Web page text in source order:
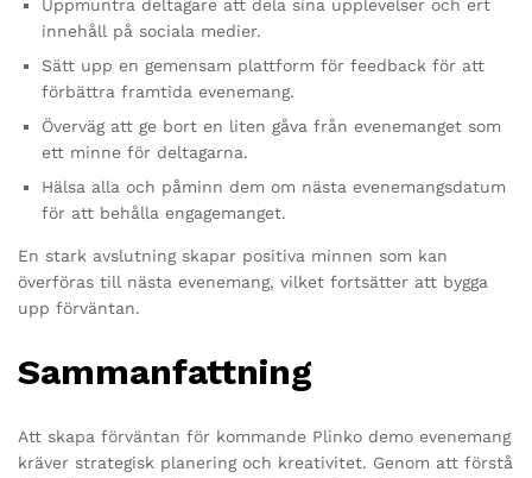
Uppmuntra deltagare att dela sina upplevelser och ert
innehåll på sociala medier.
Sätt upp en gemensam plattform för feedback för att
förbättra framtida evenemang.
Överväg att ge bort en liten gåva från evenemanget som
ett minne för deltagarna.
Hälsa alla och påminn dem om nästa evenemangsdatum
för att behålla engagemanget.
En stark avslutning skapar positiva minnen som kan
överföras till nästa evenemang, vilket fortsätter att bygga
upp förväntan.
Sammanfattning
Att skapa förväntan för kommande Plinko demo evenemang
kräver strategisk planering och kreativitet. Genom att förstå